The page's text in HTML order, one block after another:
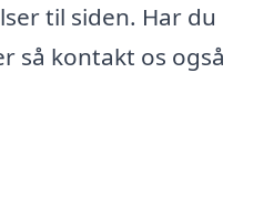
til siden. Har du
så kontakt os også